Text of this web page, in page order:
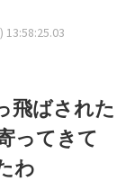
飛ばされた
ってきて
わ